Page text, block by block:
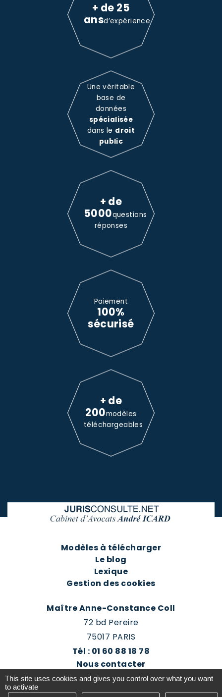
+ de 25
ansd’expérience
Une véritable
base de
données
spécialisée
dans le droit
public
+ de
5000questions
réponses
Paiement
100%
sécurisé
+ de
200modèles
téléchargeables
Modèles à télécharger
Le blog
Lexique
Gestion des cookies
Maître Anne-Constance Coll
72 bd Pereire
75017 PARIS
Tél : 01 60 88 18 78
Nous contacter
Prendre rendez-vous
This site uses cookies and gives you control over what you want
to activate